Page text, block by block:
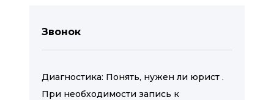
Звонок
Диагностика: Понять, нужен ли юрист .
При необходимости запись к